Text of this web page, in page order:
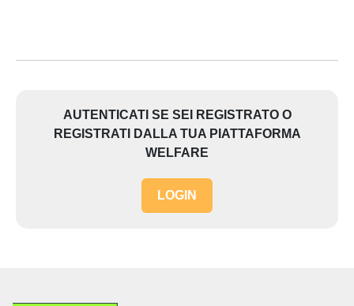
AUTENTICATI SE SEI REGISTRATO O
REGISTRATI DALLA TUA PIATTAFORMA
WELFARE
LOGIN